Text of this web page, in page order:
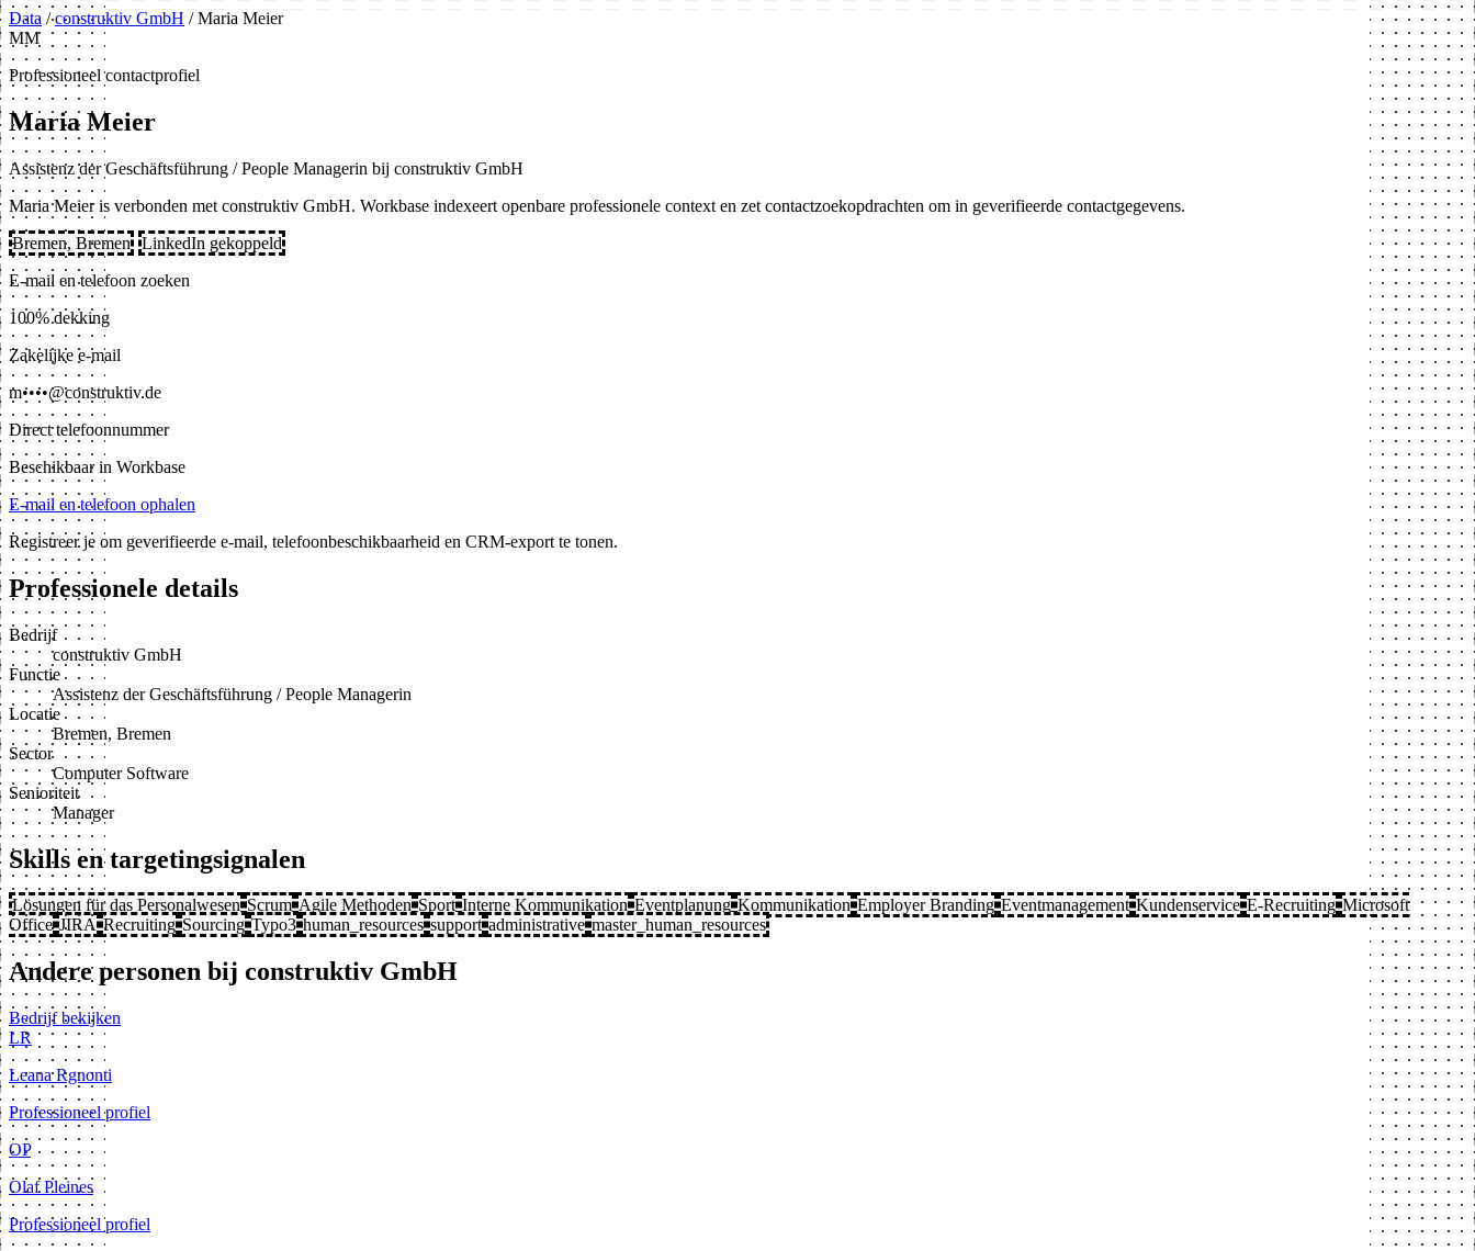
Data / construktiv GmbH / Maria Meier
MM
Professioneel contactprofiel
Maria Meier
Assistenz der Geschäftsführung / People Managerin bij construktiv GmbH
Maria Meier is verbonden met construktiv GmbH. Workbase indexeert openbare professionele context en zet contactzoekopdrachten om in geverifieerde contactgegevens.
Bremen, Bremen
LinkedIn gekoppeld
E-mail en telefoon zoeken
100% dekking
Zakelijke e-mail
m••••@construktiv.de
Direct telefoonnummer
Beschikbaar in Workbase
E-mail en telefoon ophalen
Registreer je om geverifieerde e-mail, telefoonbeschikbaarheid en CRM-export te tonen.
Professionele details
Bedrijf
construktiv GmbH
Functie
Assistenz der Geschäftsführung / People Managerin
Locatie
Bremen, Bremen
Sector
Computer Software
Senioriteit
Manager
Skills en targetingsignalen
Lösungen für das Personalwesen Scrum Agile Methoden Sport Interne Kommunikation Eventplanung Kommunikation Employer Branding Eventmanagement Kundenservice E-Recruiting Microsoft
Office JIRA Recruiting Sourcing Typo3 human_resources support administrative master_human_resources
Andere personen bij construktiv GmbH
Bedrijf bekijken
LR
Leana Rgnonti
Professioneel profiel
OP
Olaf Pleines
Professioneel profiel